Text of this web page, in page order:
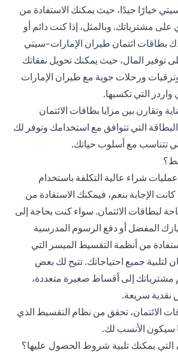
خيارًا جيدًا، حيث يمكنك الاستفادة من
على مشترياتك. وبالمثل، إذا كنت دائم أو
بطاقات ائتمان طيران الإمارات-سيتي
توفير المال، حيث يمكنك تحويل نفقاتك
ورحلات جوية مع طيران الإمارات
التي تكسبها.
وتقارن بين مزايا بطاقات الائتمان
التي تتوافق مع استخدامك وتوفر لك
تتناسب مع أسلوب حياتك.
شراء عالية التكلفة باستخدام
كانت الإجابة بنعم، فيمكنك الاستفادة من
لبطاقات الائتمان. سواء كنت بحاجة إلى
المفضل أو دفع الرسوم المدرسية
من أنظمة التقسيط الميسر التي
لتلبية جميع احتياجاتك. تتيح لك بعض
مشترياتك إلى أقساط صغيرة متعددة،
سريعة.
الائتمان، تحقق من نظام التقسيط الذي
سيكون الأنسب لك.
التي يمكنك تلبية شروط الحصول عليها؟